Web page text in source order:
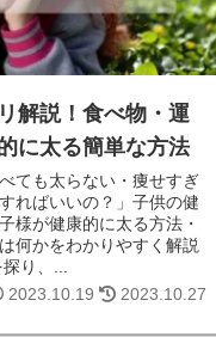
解説！食べ物・運
に太る簡単な方法
ても太らない・痩せすぎ
ればいいの？」子供の健
様が健康的に太る方法・
何かをわかりやすく解説
り、...
2023.10.19
2023.10.27